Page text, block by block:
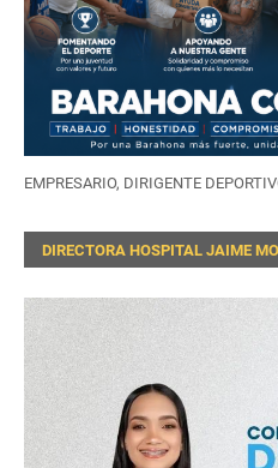
EMPRESARIO, DIRIGENTE
DIRECTORA HOSPITAL JAIME